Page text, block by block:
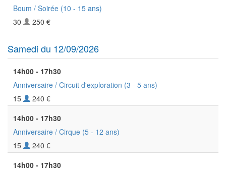
Boum / Soirée (10 - 15 ans)
30
250 €
Samedi du 12/09/2026
14h00 - 17h30
Anniversaire / Circuit d'exploration (3 - 5 ans)
15
240 €
14h00 - 17h30
Anniversaire / Cirque (5 - 12 ans)
15
240 €
14h00 - 17h30